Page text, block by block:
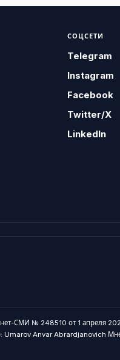
СОЦСЕТИ
Telegram
Instagram
Facebook
Twitter/X
LinkedIn
СМИ № 248510 от 1 апреля
Anvar Abrardjanovich